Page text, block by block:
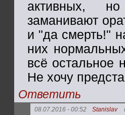
активных,
заманивают
и "да смерть!"
них
всё остальное
Не хочу
Ответить
08.07.2016 - 00:52 Stanislav